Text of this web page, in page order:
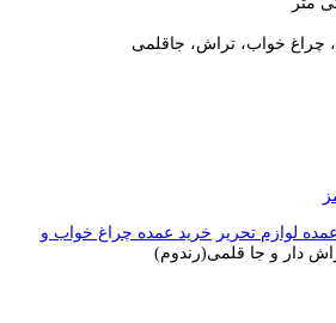
چراغ خواب، تراش، جاقلمی
لوازم تحریر خرید عمده چراغ خواب و
دار و جا قلمی(رندوم)